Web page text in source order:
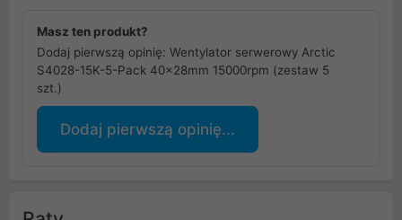
Masz ten produkt?
Dodaj pierwszą opinię: Wentylator serwerowy Arctic
S4028-15K-5-Pack 40x28mm 15000rpm (zestaw 5
szt.)
Dodaj pierwszą opinię...